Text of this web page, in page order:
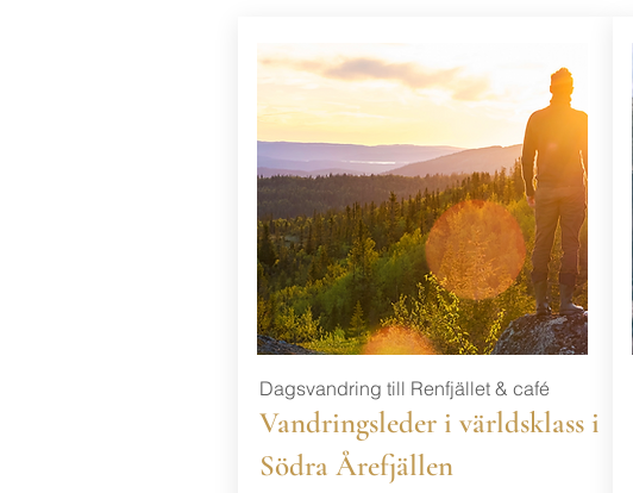
Dagsvandring till Renfjället & café
Vandringsleder i världsklass i
Södra Årefjällen